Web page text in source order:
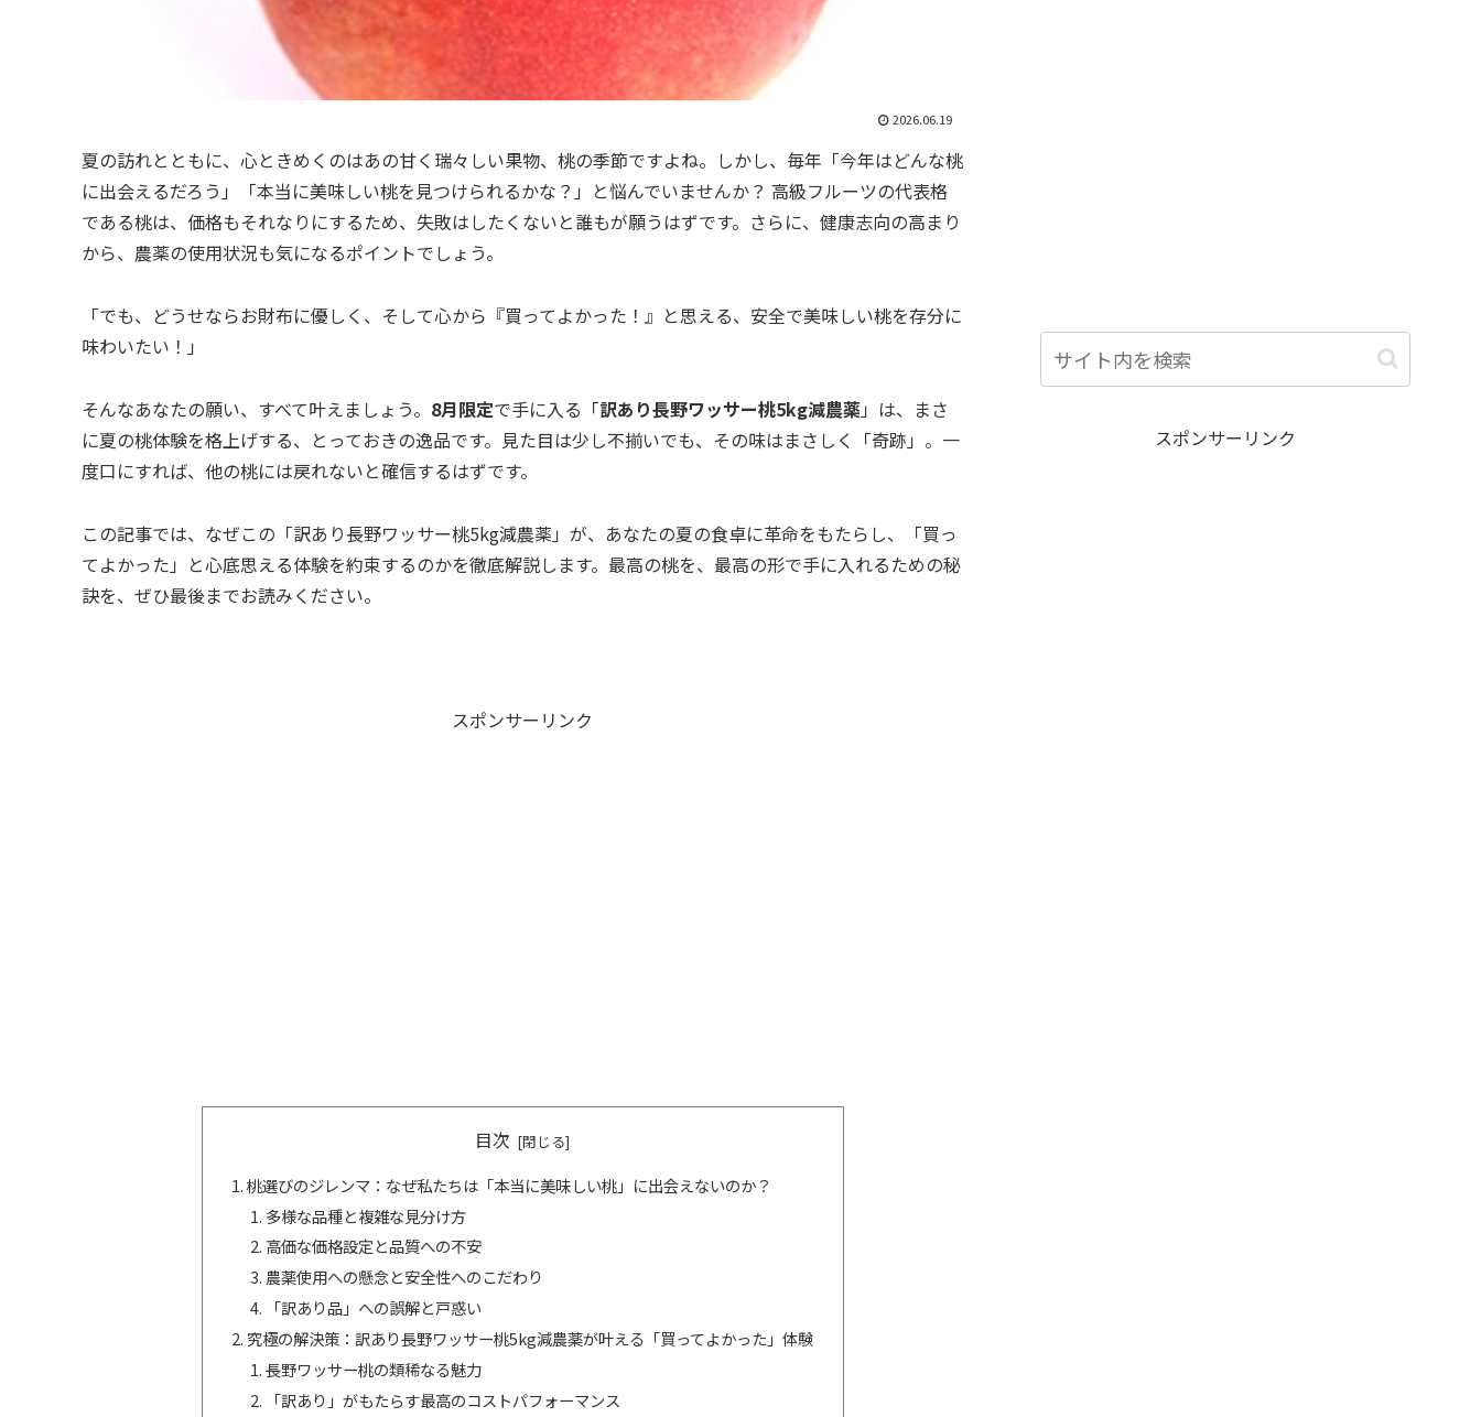
2026.06.19
夏の訪れとともに、心ときめくのはあの甘く瑞々しい果物、桃の季節ですよね。しかし、毎年「今年はどんな桃
に出会えるだろう」「本当に美味しい桃を見つけられるかな？」と悩んでいませんか？ 高級フルーツの代表格
である桃は、価格もそれなりにするため、失敗はしたくないと誰もが願うはずです。さらに、健康志向の高まり
から、農薬の使用状況も気になるポイントでしょう。
「でも、どうせならお財布に優しく、そして心から『買ってよかった！』と思える、安全で美味しい桃を存分に
味わいたい！」
そんなあなたの願い、すべて叶えましょう。 8月限定で手に入る「訳あり長野ワッサー桃5kg減農薬」は、まさ
に夏の桃体験を格上げする、とっておきの逸品です。見た目は少し不揃いでも、その味はまさしく「奇跡」。一
度口にすれば、他の桃には戻れないと確信するはずです。
この記事では、なぜこの「訳あり長野ワッサー桃5kg減農薬」が、あなたの夏の食卓に革命をもたらし、「買っ
てよかった」と心底思える体験を約束するのかを徹底解説します。最高の桃を、最高の形で手に入れるための秘
訣を、ぜひ最後までお読みください。
スポンサーリンク
目次
桃選びのジレンマ：なぜ私たちは「本当に美味しい桃」に出会えないのか？
多様な品種と複雑な見分け方
高価な価格設定と品質への不安
農薬使用への懸念と安全性へのこだわり
「訳あり品」への誤解と戸惑い
究極の解決策：訳あり長野ワッサー桃5kg減農薬が叶える「買ってよかった」体験
長野ワッサー桃の類稀なる魅力
「訳あり」がもたらす最高のコストパフォーマンス
スポンサーリンク